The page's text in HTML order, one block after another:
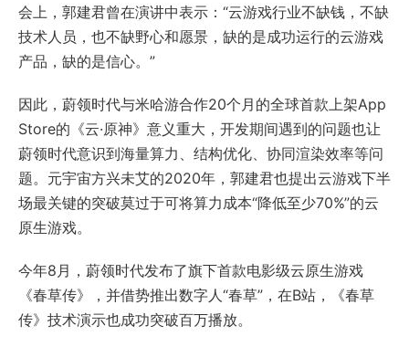
会上，郭建君曾在演讲中表示：“云游戏行业不缺钱，不缺
技术人员，也不缺野心和愿景，缺的是成功运行的云游戏
产品，缺的是信心。”
因此，蔚领时代与米哈游合作20个月的全球首款上架App
Store的《云·原神》意义重大，开发期间遇到的问题也让
蔚领时代意识到海量算力、结构优化、协同渲染效率等问
题。元宇宙方兴未艾的2020年，郭建君也提出云游戏下半
场最关键的突破莫过于可将算力成本“降低至少70%”的云
原生游戏。
今年8月，蔚领时代发布了旗下首款电影级云原生游戏
《春草传》，并借势推出数字人“春草”，在B站，《春草
传》技术演示也成功突破百万播放。